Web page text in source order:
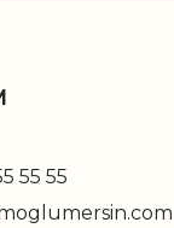
55 55